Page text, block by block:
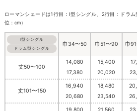
ローマンシェードは1行目：I型シングル、2行目：ドラ
位：cm）
I型シングル
ドラム型シングル
巾34〜50 巾51〜90 巾
丈50〜100
14,080
17,380
15,400
20,020
丈101〜150
16,940
20,680
18,480
23,540